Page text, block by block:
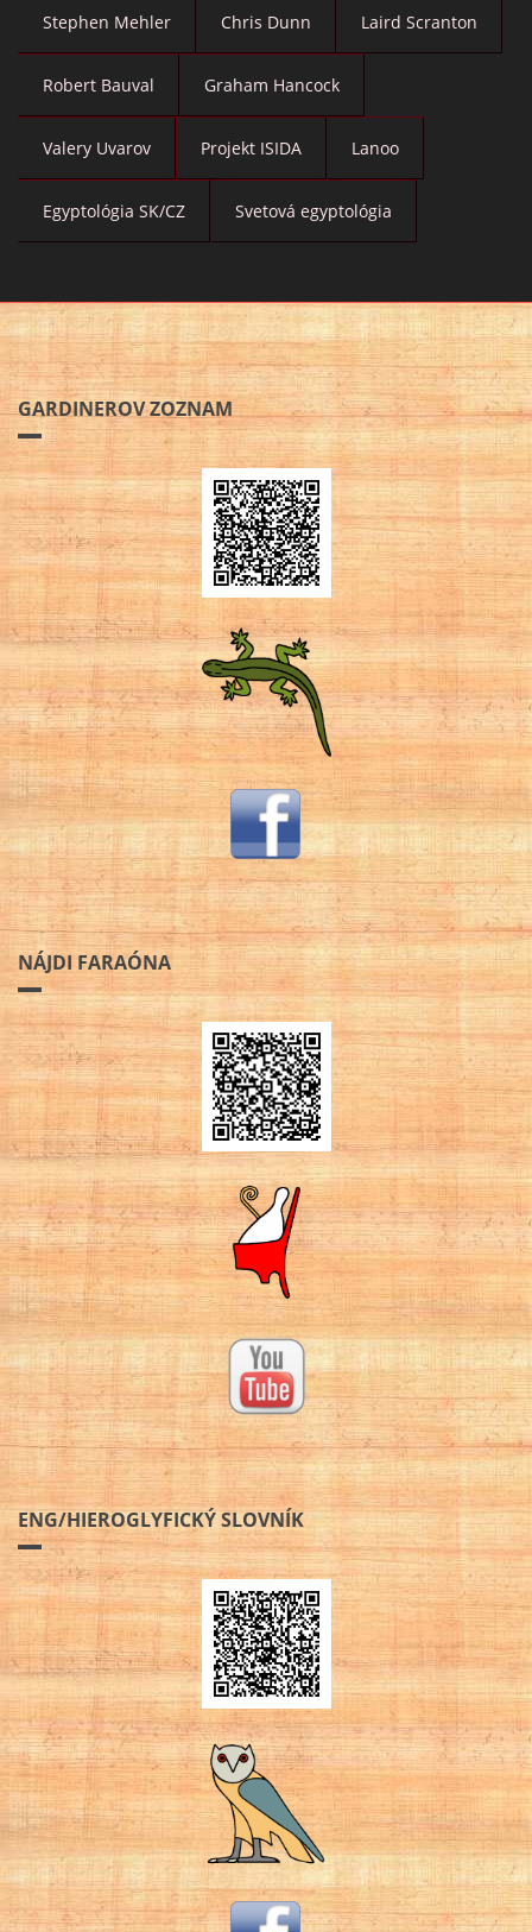
Stephen Mehler Chris Dunn Laird Scranton
Robert Bauval Graham Hancock
Valery Uvarov Projekt ISIDA Lanoo
Egyptológia SK/CZ Svetová egyptológia
GARDINEROV ZOZNAM
NÁJDI FARAÓNA
ENG/HIEROGLYFICKÝ SLOVNÍK